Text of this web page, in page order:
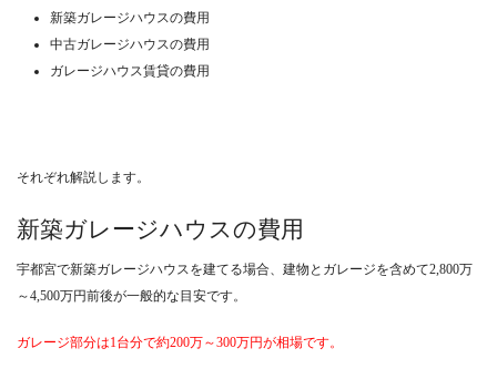
新築ガレージハウスの費用
中古ガレージハウスの費用
ガレージハウス賃貸の費用
それぞれ解説します。
新築ガレージハウスの費用
宇都宮で新築ガレージハウスを建てる場合、建物とガレージを含めて2,800万
～4,500万円前後が一般的な目安です。
ガレージ部分は1台分で約200万～300万円が相場です。